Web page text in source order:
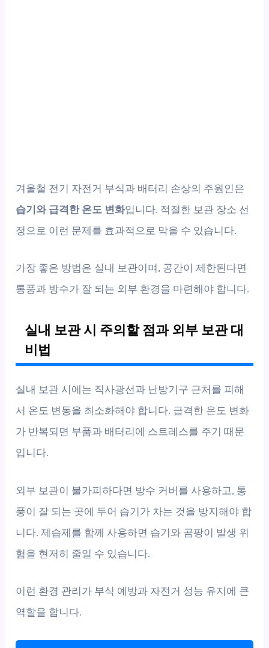
겨울철 전기 자전거 부식과 배터리 손상의 주원인은
습기와 급격한 온도 변화입니다. 적절한 보관 장소 선
정으로 이런 문제를 효과적으로 막을 수 있습니다.
가장 좋은 방법은 실내 보관이며, 공간이 제한된다면
통풍과 방수가 잘 되는 외부 환경을 마련해야 합니다.
실내 보관 시 주의할 점과 외부 보관 대
비법
실내 보관 시에는 직사광선과 난방기구 근처를 피해
서 온도 변동을 최소화해야 합니다. 급격한 온도 변화
가 반복되면 부품과 배터리에 스트레스를 주기 때문
입니다.
외부 보관이 불가피하다면 방수 커버를 사용하고, 통
풍이 잘 되는 곳에 두어 습기가 차는 것을 방지해야 합
니다. 제습제를 함께 사용하면 습기와 곰팡이 발생 위
험을 현저히 줄일 수 있습니다.
이런 환경 관리가 부식 예방과 자전거 성능 유지에 큰
역할을 합니다.